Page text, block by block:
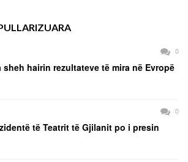
0
sheh hairin rezultateve të mira në Evropë
0
të Teatrit të Gjilanit po i presin